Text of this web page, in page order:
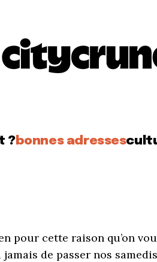
?bonnes adresses
pour cette raison qu’on
de passer nos